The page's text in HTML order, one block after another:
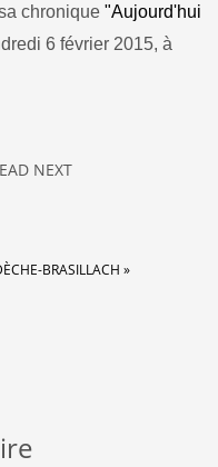
chronique "Aujourd'hui
6 février 2015, à
NEXT
BRASILLACH »